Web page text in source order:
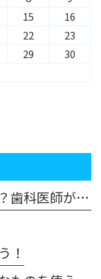
15
16
22
23
29
30
矯正治療の痛みって本当にあるの？歯科医師が解説！体験談も交えてご紹介します
！